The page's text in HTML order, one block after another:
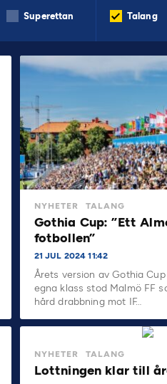
Superettan Talang
NYHETER TALANG
Gothia Cup: ”Ett
fotbollen”
21 JUL 2024 11:42
Årets version av Gothia Cup
egna klass stod Malmö FF
hård drabbning mot IF…
NYHETER TALANG
Lottningen klar till